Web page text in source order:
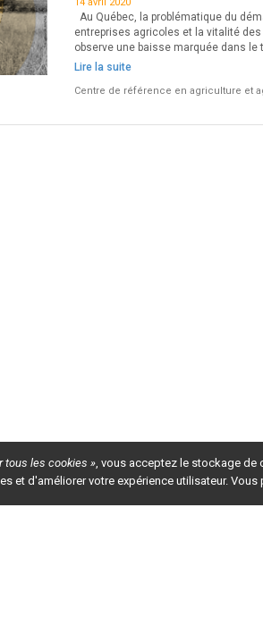
14 avril 2020
Au Québec, la problématique du
entreprises agricoles et la vitalité
observe une baisse marquée dans
Lire la suite
Centre de référence en agriculture et
tous les cookies », vous acceptez le stockage de
et d'améliorer votre expérience utilisateur.